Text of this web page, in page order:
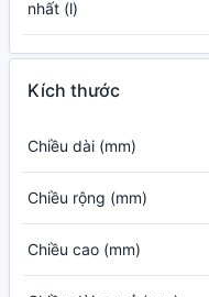
nhất (l)
Kích thước
Chiều dài (mm)
Chiều rộng (mm)
Chiều cao (mm)